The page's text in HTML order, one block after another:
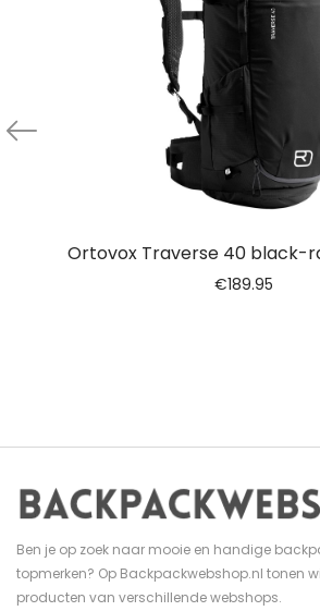
Ortovox Traverse 40 black-
€189.95
Ben je op zoek naar mooie en handige
topmerken? Op Backpackwebshop.nl tonen
producten van verschillende webshops.